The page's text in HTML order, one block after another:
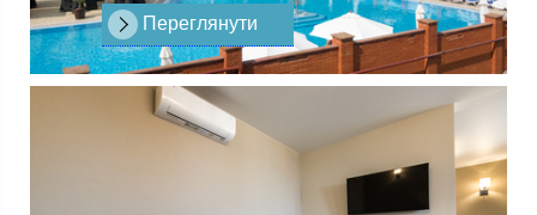
Переглянути